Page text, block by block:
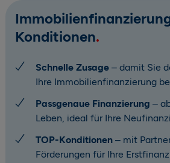
Konditionen
Schnelle Zusage – damit Sie
Ihre Immobilienfinanzierung
Passgenaue Finanzierung –
Leben, ideal für Ihre
TOP-Konditionen – mit
Förderungen für Ihre